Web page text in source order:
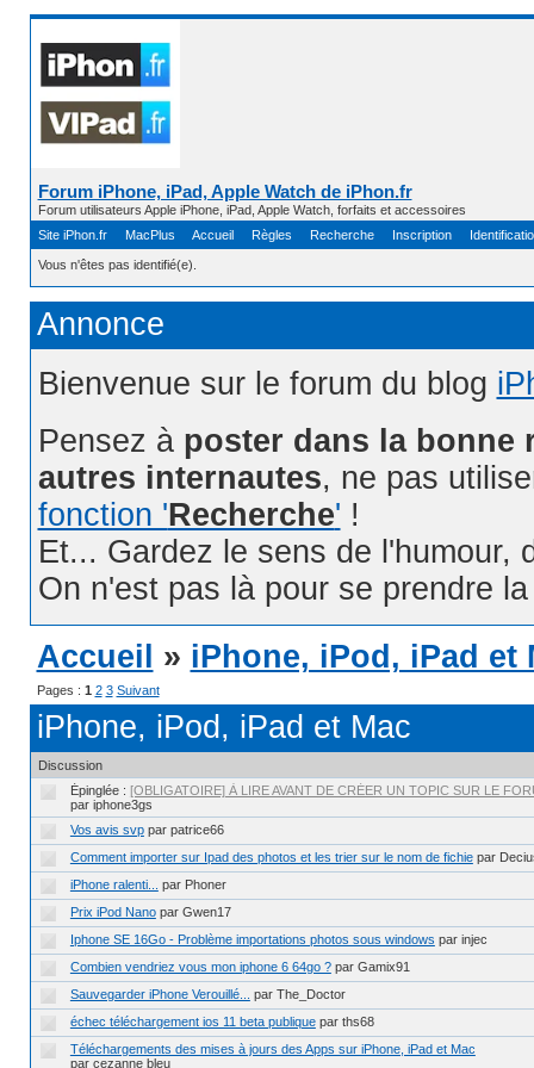
Forum iPhone, iPad, Apple Watch de iPhon.fr
Forum utilisateurs Apple iPhone, iPad, Apple Watch, forfaits et accessoires
Site iPhon.fr
MacPlus Accueil Règles Recherche Inscription
Vous n'êtes pas identifié(e).
Annonce
Bienvenue sur le forum du blog
Pensez à poster dans la bonne
autres internautes, ne pas
fonction 'Recherche' !
Et... Gardez le sens de l'humour,
On n'est pas là pour se prendre
Accueil
» iPhone, iPod, iPad et
Pages : 1 2 3 Suivant
iPhone, iPod, iPad et Mac
Discussion
Épinglée : [OBLIGATOIRE] À LIRE AVANT DE CRÉER UN TOPIC SUR LE
par iphone3gs
Vos avis svp par patrice66
Comment importer sur Ipad des photos et les trier sur le nom de fichie par
iPhone ralenti...
par Phoner
Prix iPod Nano par Gwen17
Iphone SE 16Go - Problème importations photos sous windows par injec
Combien vendriez vous mon iphone 6 64go ? par Gamix91
Sauvegarder iPhone Verouillé...
par The_Doctor
échec téléchargement ios 11 beta publique par ths68
Téléchargements des mises à jours des Apps sur iPhone, iPad et Mac
par cezanne bleu